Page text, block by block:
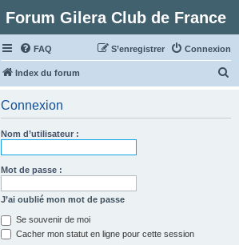
Forum Gilera Club de France
FAQ Connexion
S’enregistrer
Index du forum
Connexion
Nom d’utilisateur :
Mot de passe :
J’ai oublié mon mot de passe
Se souvenir de moi
Cacher mon statut en ligne pour cette session